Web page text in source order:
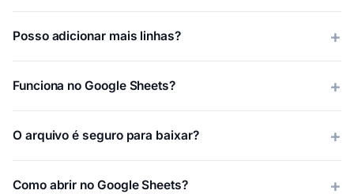
Posso adicionar mais linhas?
Funciona no Google Sheets?
O arquivo é seguro para baixar?
Como abrir no Google Sheets?